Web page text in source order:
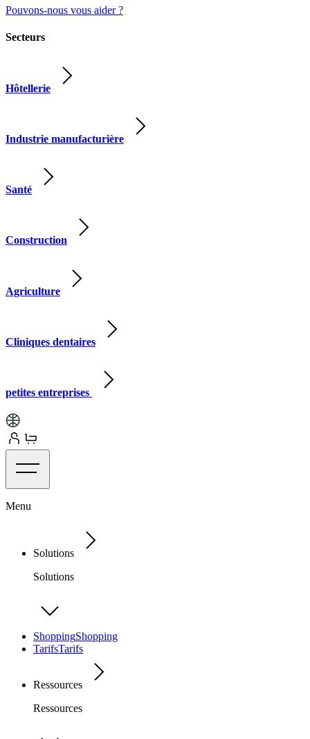
Pouvons-nous vous aider ?
Secteurs
Hôtellerie
Industrie manufacturière
Santé
Construction
Agriculture
Cliniques dentaires
petites entreprises
Menu
Solutions
Solutions
ShoppingShopping
TarifsTarifs
Ressources
Ressources